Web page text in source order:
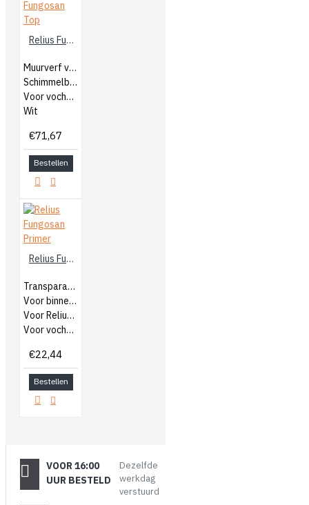
Relius Fungosan Top
Muurverf voor binnen
Schimmelbestendig
Voor vochtige ruimtes
Wit
€71,67
Bestellen
Relius Fungosan Primer
Transparante voorstrijk
Voor binnen en buiten
Voor Relius Fungosan Top
Voor vochtige ruimtes
€22,44
Bestellen
VOOR 16:00
UUR BESTELD
Dezelfde
werkdag
verstuurd